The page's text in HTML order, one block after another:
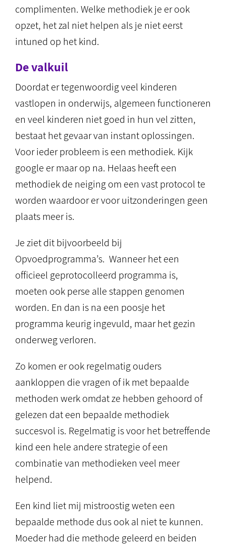
complimenten. Welke methodiek je er ook
opzet, het zal niet helpen als je niet eerst
intuned op het kind.
De valkuil
Doordat er tegenwoordig veel kinderen
vastlopen in onderwijs, algemeen functioneren
en veel kinderen niet goed in hun vel zitten,
bestaat het gevaar van instant oplossingen.
Voor ieder probleem is een methodiek. Kijk
google er maar op na. Helaas heeft een
methodiek de neiging om een vast protocol te
worden waardoor er voor uitzonderingen geen
plaats meer is.
Je ziet dit bijvoorbeeld bij
Opvoedprogramma’s. Wanneer het een
officieel geprotocolleerd programma is,
moeten ook perse alle stappen genomen
worden. En dan is na een poosje het
programma keurig ingevuld, maar het gezin
onderweg verloren.
Zo komen er ook regelmatig ouders
aankloppen die vragen of ik met bepaalde
methoden werk omdat ze hebben gehoord of
gelezen dat een bepaalde methodiek
succesvol is. Regelmatig is voor het betreffende
kind een hele andere strategie of een
combinatie van methodieken veel meer
helpend.
Een kind liet mij mistroostig weten een
bepaalde methode dus ook al niet te kunnen.
Moeder had die methode geleerd en beiden